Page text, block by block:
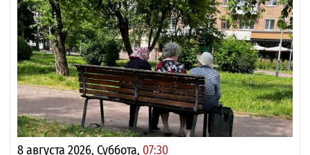
8 августа 2026, Суббота, 07:30